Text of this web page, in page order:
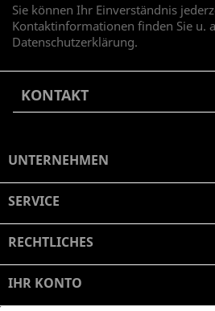
Sie können Ihr Einverständnis
Kontaktinformationen finden Sie u.
Datenschutzerklärung.
KONTAKT
UNTERNEHMEN
SERVICE
RECHTLICHES
IHR KONTO